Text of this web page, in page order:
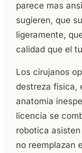
parece mas
sugieren, que
ligeramente,
calidad que el
Los cirujanos
destreza fisica,
anatomia
licencia se
robotica
no reemplazan